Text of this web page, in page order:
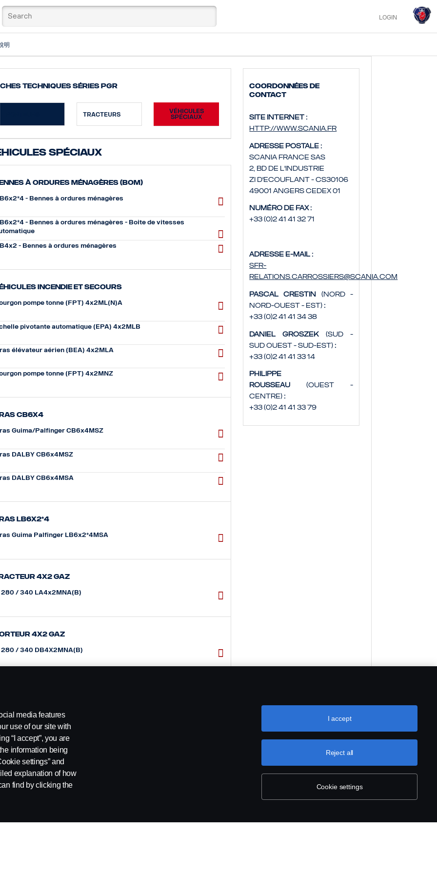
LOGIN
明
techniques Séries PGR
TRACTEURS
VÉHICULES
SPÉCIAUX
spéciaux
à ordures ménagères (BOM)
- Bennes à ordures ménagères
- Bennes à ordures ménagères - Boite de vitesses
- Bennes à ordures ménagères
incendie et secours
pompe tonne (FPT) 4x2ML(N)A
pivotante automatique (EPA) 4x2MLB
élévateur aérien (BEA) 4x2MLA
pompe tonne (FPT) 4x2MNZ
CB6x4
Guima/Palfinger CB6x4MSZ
DALBY CB6x4MSZ
DALBY CB6x4MSA
LB6x2*4
Guima Palfinger LB6x2*4MSA
4x2 gaz
280 / 340 LA4x2MNA(B)
4x2 gaz
280 / 340 DB4X2MNA(B)
Coordonnées de
contact
Site internet :
http://www.scania.fr
Adresse postale :
Scania France SAS
2, bd de l'Industrie
ZI d'Ecouflant - CS30106
49001 Angers Cedex 01
Numéro de fax :
+33 (0)2 41 41 32 71
Adresse e-mail :
sfr-
relations.carrossiers@scania.com
Pascal Crestin (Nord -
Nord-Ouest - Est):
+33 (0)2 41 41 34 38
Daniel Groszek (Sud -
Sud Ouest - Sud-Est):
+33 (0)2 41 41 33 14
Philippe
Rousseau (Ouest -
Centre):
+33 (0)2 41 41 33 79
media features
use of our site with
“I accept”, you are
information being
settings” and
explanation of how
find by clicking the
Cookie settings
Reject all
I accept